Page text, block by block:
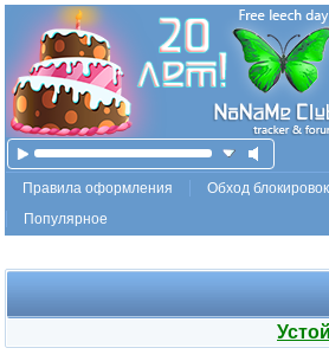
Правила оформления
Обход блокировок
Популярное